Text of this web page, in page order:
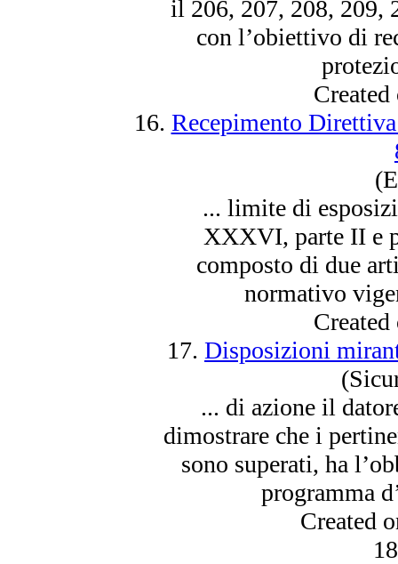
il 206, 207, 208, 209,
con l’obiettivo di
16. Recepimento
... limite di
XXXVI, parte II e
composto di due
normativo
17. Disposizioni
... di azione il
dimostrare che i
sono superati, ha
programma
Created